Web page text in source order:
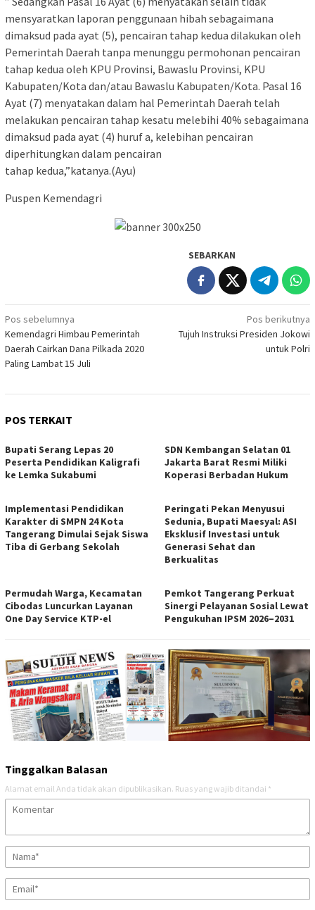
mensyaratkan laporan penggunaan hibah sebagaimana
dimaksud pada ayat (5), pencairan tahap kedua dilakukan oleh
Pemerintah Daerah tanpa menunggu permohonan pencairan
tahap kedua oleh KPU Provinsi, Bawaslu Provinsi, KPU
Kabupaten/Kota dan/atau Bawaslu Kabupaten/Kota. Pasal 16
Ayat (7) menyatakan dalam hal Pemerintah Daerah telah
melakukan pencairan tahap kesatu melebihi 40% sebagaimana
dimaksud pada ayat (4) huruf a, kelebihan pencairan
diperhitungkan dalam pencairan
tahap kedua,”katanya.(Ayu)
Puspen Kemendagri
SEBARKAN
Navigasi
pos
Pos sebelumnya
Kemendagri Himbau Pemerintah
Daerah Cairkan Dana Pilkada 2020
Paling Lambat 15 Juli
Pos berikutnya
Tujuh Instruksi Presiden Jokowi
untuk Polri
POS TERKAIT
Bupati Serang Lepas 20
Peserta Pendidikan Kaligrafi
ke Lemka Sukabumi
SDN Kembangan Selatan 01
Jakarta Barat Resmi Miliki
Koperasi Berbadan Hukum
Implementasi Pendidikan
Karakter di SMPN 24 Kota
Tangerang Dimulai Sejak Siswa
Tiba di Gerbang Sekolah
Peringati Pekan Menyusui
Sedunia, Bupati Maesyal: ASI
Eksklusif Investasi untuk
Generasi Sehat dan
Berkualitas
Permudah Warga, Kecamatan
Cibodas Luncurkan Layanan
One Day Service KTP-el
Pemkot Tangerang Perkuat
Sinergi Pelayanan Sosial Lewat
Pengukuhan IPSM 2026–2031
Tinggalkan Balasan
Alamat email Anda tidak akan dipublikasikan. Ruas yang wajib ditandai *